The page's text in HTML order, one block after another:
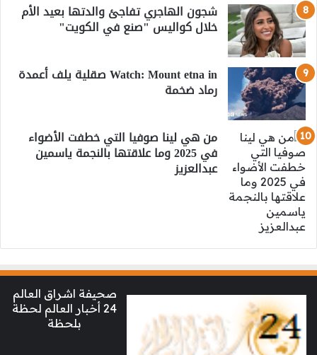
شجون الهاجري تفاجئ والدتها بعيد الأم
خلال كواليس "صنع في الكويت"
Watch: Mount etna in صقلية يلف أعمدة
رماد ضخمة
من هي لينا صوفيا التي خطفت الأضواء
في 2025 وما علاقتها بالنجمة ياسمين
عبدالعزيز
صحيفة اشراق العالم
24 أخبار العالم لحظة
بلحظة